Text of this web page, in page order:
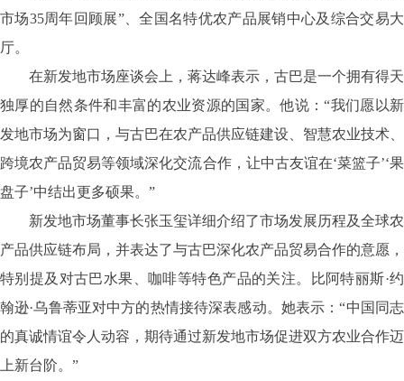
市场35周年回顾展”、全国名特优农产品展销中心及综合交易大
厅。
在新发地市场座谈会上，蒋达峰表示，古巴是一个拥有得天
独厚的自然条件和丰富的农业资源的国家。他说：“我们愿以新
发地市场为窗口，与古巴在农产品供应链建设、智慧农业技术、
跨境农产品贸易等领域深化交流合作，让中古友谊在‘菜篮子’‘果
盘子’中结出更多硕果。”
新发地市场董事长张玉玺详细介绍了市场发展历程及全球农
产品供应链布局，并表达了与古巴深化农产品贸易合作的意愿，
特别提及对古巴水果、咖啡等特色产品的关注。比阿特丽斯·约
翰逊·乌鲁蒂亚对中方的热情接待深表感动。她表示：“中国同志
的真诚情谊令人动容，期待通过新发地市场促进双方农业合作迈
上新台阶。”